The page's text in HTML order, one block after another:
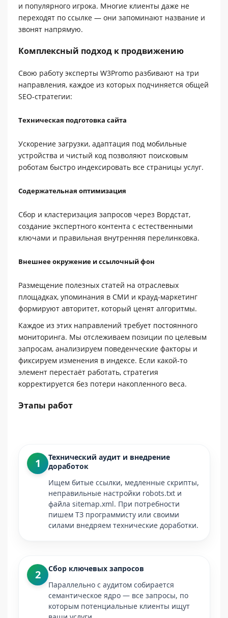
и популярного игрока. Многие клиенты даже не
переходят по ссылке — они запоминают название и
звонят напрямую.
Комплексный подход к продвижению
Свою работу эксперты W3Promo разбивают на три
направления, каждое из которых подчиняется общей
SEO-стратегии:
Техническая подготовка сайта
Ускорение загрузки, адаптация под мобильные
устройства и чистый код позволяют поисковым
роботам быстро индексировать все страницы услуг.
Содержательная оптимизация
Сбор и кластеризация запросов через Вордстат,
создание экспертного контента с естественными
ключами и правильная внутренняя перелинковка.
Внешнее окружение и ссылочный фон
Размещение полезных статей на отраслевых
площадках, упоминания в СМИ и крауд-маркетинг
формируют авторитет, который ценят алгоритмы.
Каждое из этих направлений требует постоянного
мониторинга. Мы отслеживаем позиции по целевым
запросам, анализируем поведенческие факторы и
фиксируем изменения в индексе. Если какой‑то
элемент перестаёт работать, стратегия
корректируется без потери накопленного веса.
Этапы работ
1
Технический аудит и внедрение
доработок
Ищем битые ссылки, медленные скрипты,
неправильные настройки robots.txt и
файла sitemap.xml. При потребности
пишем ТЗ программисту или своими
силами внедряем технические доработки.
2
Сбор ключевых запросов
Параллельно с аудитом собирается
семантическое ядро — все запросы, по
которым потенциальные клиенты ищут